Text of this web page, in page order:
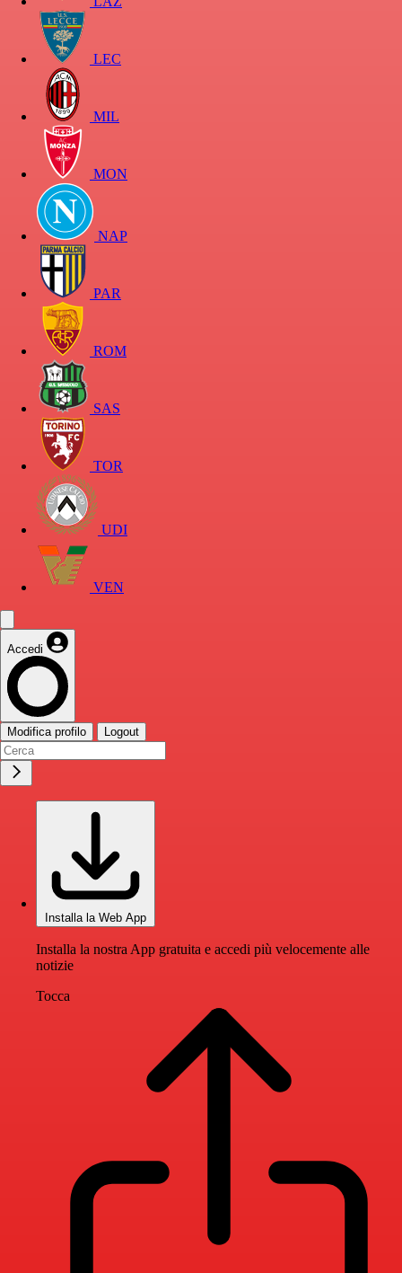
LEC
MIL
MON
NAP
PAR
ROM
SAS
TOR
UDI
VEN
Accedi
Modifica profilo Logout
Installa la Web App
Installa la nostra App gratuita e accedi più velocemente alle
notizie
Tocca